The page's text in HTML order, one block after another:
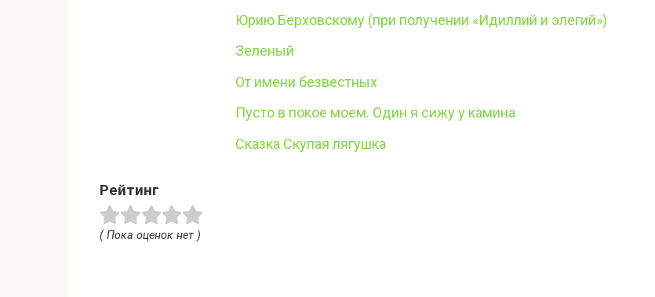
Юрию Берховскому (при получении «Идиллий и элегий»)
Зеленый
От имени безвестных
Пусто в покое моем. Один я сижу у камина
Сказка Скупая лягушка
Рейтинг
( Пока оценок нет )